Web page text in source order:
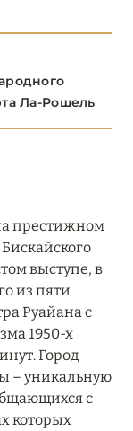
2
3
Ла-Рошель
престижном
выступе, в
из пяти
Руайана с
1950-х
Город
– уникальную
с
которых